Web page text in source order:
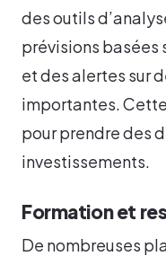
des outils
prévisions basées
et des alertes sur
importantes.
pour prendre des
investissements.
Formation et
De nombreuses